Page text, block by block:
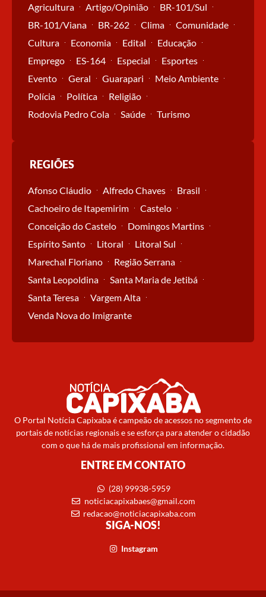
Agricultura Artigo/Opinião
BR-101/Sul
BR-101/Viana
BR-262 Clima
Comunidade
Cultura
Economia Edital
Educação
Emprego
ES-164 Especial
Esportes
Evento
Geral Guarapari
Meio Ambiente
Polícia
Política
Religião
Rodovia Pedro Cola
Saúde Turismo
REGIÕES
Afonso Cláudio Alfredo Chaves
Brasil
Cachoeiro de Itapemirim
Castelo
Conceição do Castelo
Domingos Martins
Espírito Santo
Litoral
Litoral Sul
Marechal Floriano
Região Serrana
Santa Leopoldina
Santa Maria de Jetibá
Santa Teresa
Vargem Alta
Venda Nova do Imigrante
O Portal Notícia Capixaba é campeão de acessos no segmento de
portais de notícias regionais e se esforça para atender o cidadão
com o que há de mais profissional em informação.
ENTRE EM CONTATO
(28) 99938-5959
noticiacapixabaes@gmail.com
redacao@noticiacapixaba.com
SIGA-NOS!
Instagram